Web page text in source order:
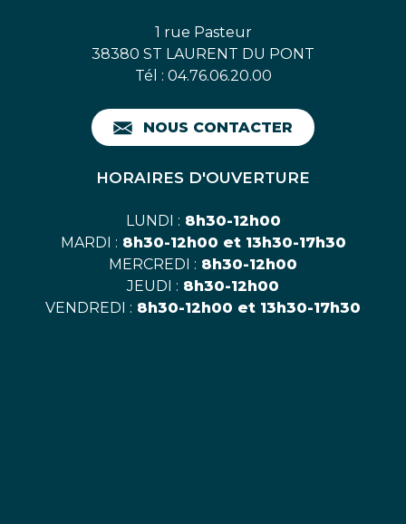
1 rue Pasteur
38380 ST LAURENT DU PONT
Tél : 04.76.06.20.00
NOUS CONTACTER
HORAIRES D'OUVERTURE
LUNDI : 8h30-12h00
MARDI : 8h30-12h00 et 13h30-17h30
MERCREDI : 8h30-12h00
JEUDI : 8h30-12h00
VENDREDI : 8h30-12h00 et 13h30-17h30